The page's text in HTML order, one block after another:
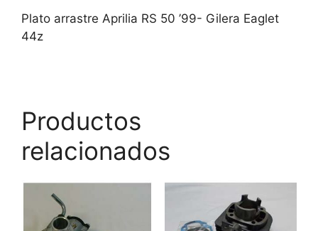
Plato arrastre Aprilia RS 50 ’99- Gilera Eaglet
44z
Productos
relacionados